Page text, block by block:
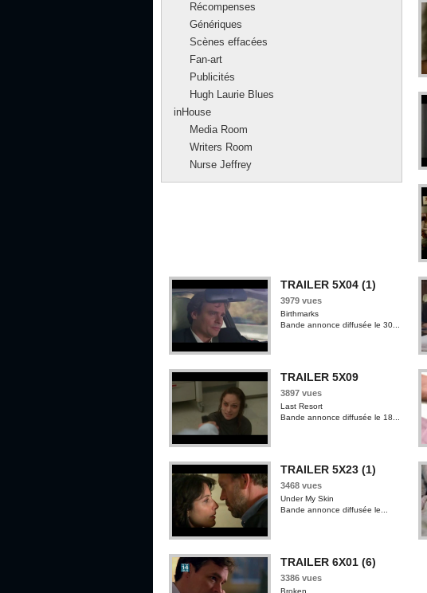
Récompenses
Génériques
Scènes effacées
Fan-art
Publicités
Hugh Laurie Blues
inHouse
Media Room
Writers Room
Nurse Jeffrey
TRAILER 5X04 (1)
3979 vues
Birthmarks
Bande annonce diffusée le 30...
TRAILER 5X09
3897 vues
Last Resort
Bande annonce diffusée le 18...
TRAILER 5X23 (1)
3468 vues
Under My Skin
Bande annonce diffusée le...
TRAILER 6X01 (6)
3386 vues
Broken